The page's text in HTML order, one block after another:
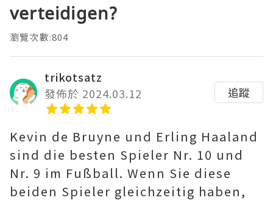
verteidigen?
瀏覽次數:804
trikotsatz
發佈於 2024.03.12
追蹤
Kevin de Bruyne und Erling Haaland
sind die besten Spieler Nr. 10 und
Nr. 9 im Fußball. Wenn Sie diese
beiden Spieler gleichzeitig haben,